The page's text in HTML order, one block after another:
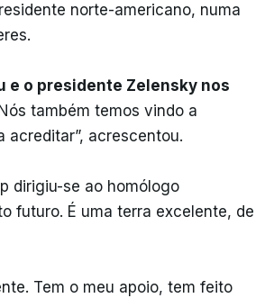
norte-americano, numa
e o presidente Zelensky nos
Nós também temos vindo a
acreditar”, acrescentou.
dirigiu-se ao homólogo
futuro. É uma terra excelente, de
Tem o meu apoio, tem feito